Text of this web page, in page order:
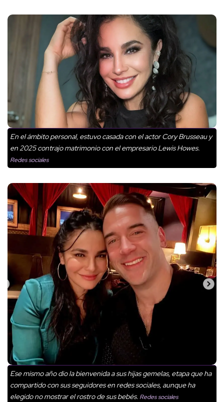
En el ámbito personal, estuvo casada con el actor Cory Brusseau y
en 2025 contrajo matrimonio con el empresario Lewis Howes.
Redes sociales
Ese mismo año dio la bienvenida a sus hijas gemelas, etapa que ha
compartido con sus seguidores en redes sociales, aunque ha
elegido no mostrar el rostro de sus bebés. Redes sociales